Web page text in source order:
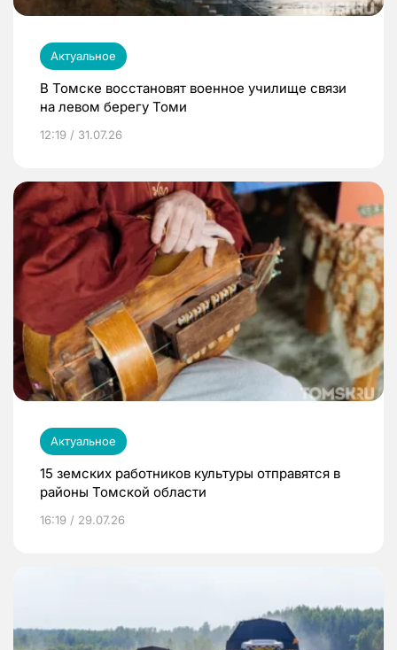
Актуальное
В Томске восстановят военное училище связи
на левом берегу Томи
12:19 / 31.07.26
Актуальное
15 земских работников культуры отправятся в
районы Томской области
16:19 / 29.07.26